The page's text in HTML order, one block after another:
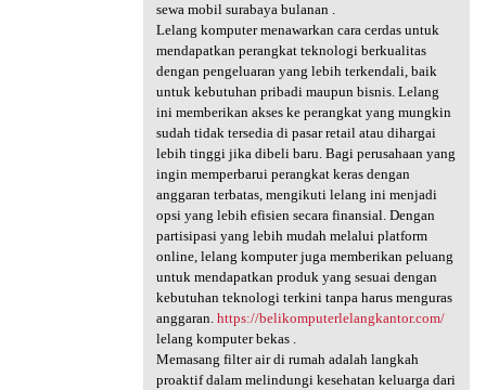
sewa mobil surabaya bulanan .
Lelang komputer menawarkan cara cerdas untuk
mendapatkan perangkat teknologi berkualitas
dengan pengeluaran yang lebih terkendali, baik
untuk kebutuhan pribadi maupun bisnis. Lelang
ini memberikan akses ke perangkat yang mungkin
sudah tidak tersedia di pasar retail atau dihargai
lebih tinggi jika dibeli baru. Bagi perusahaan yang
ingin memperbarui perangkat keras dengan
anggaran terbatas, mengikuti lelang ini menjadi
opsi yang lebih efisien secara finansial. Dengan
partisipasi yang lebih mudah melalui platform
online, lelang komputer juga memberikan peluang
untuk mendapatkan produk yang sesuai dengan
kebutuhan teknologi terkini tanpa harus menguras
anggaran. https://belikomputerlelangkantor.com/
lelang komputer bekas .
Memasang filter air di rumah adalah langkah
proaktif dalam melindungi kesehatan keluarga dari